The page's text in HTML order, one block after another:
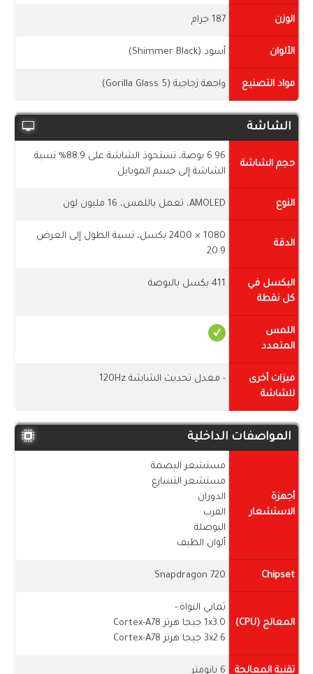
الوزن 187 جرام
الألوان أسود (Shimmer Black)
مواد التصنيع واجهة زجاجية (Gorilla Glass 5)
الشاشة
حجم الشاشة
6.96 بوصة، تستحوذ الشاشة على 88.9% نسبة
الشاشة إلى جسم الموبايل
النوع AMOLED، تعمل باللمس، 16 مليون لون
الدقة
1080 × 2400 بكسل، نسبة الطول إلى العرض
20:9
البكسل في
كل نقطة
411 بكسل بالبوصة
اللمس
المتعدد
ميزات أخرى
للشاشة
- معدل تحديث الشاشة 120Hz
المواصفات الداخلية
أجهزة
الاستشعار
مستشعر البصمة
مستشعر التسارع
الدوران
القرب
البوصلة
ألوان الطيف
Chipset
Snapdragon 720
المعالج (CPU)
ثماني النواة:-
1x3.0 جيجا هرتز Cortex-A78
3x2.6 جيجا هرتز Cortex-A78
تقنية المعالجة 6 نانومتر